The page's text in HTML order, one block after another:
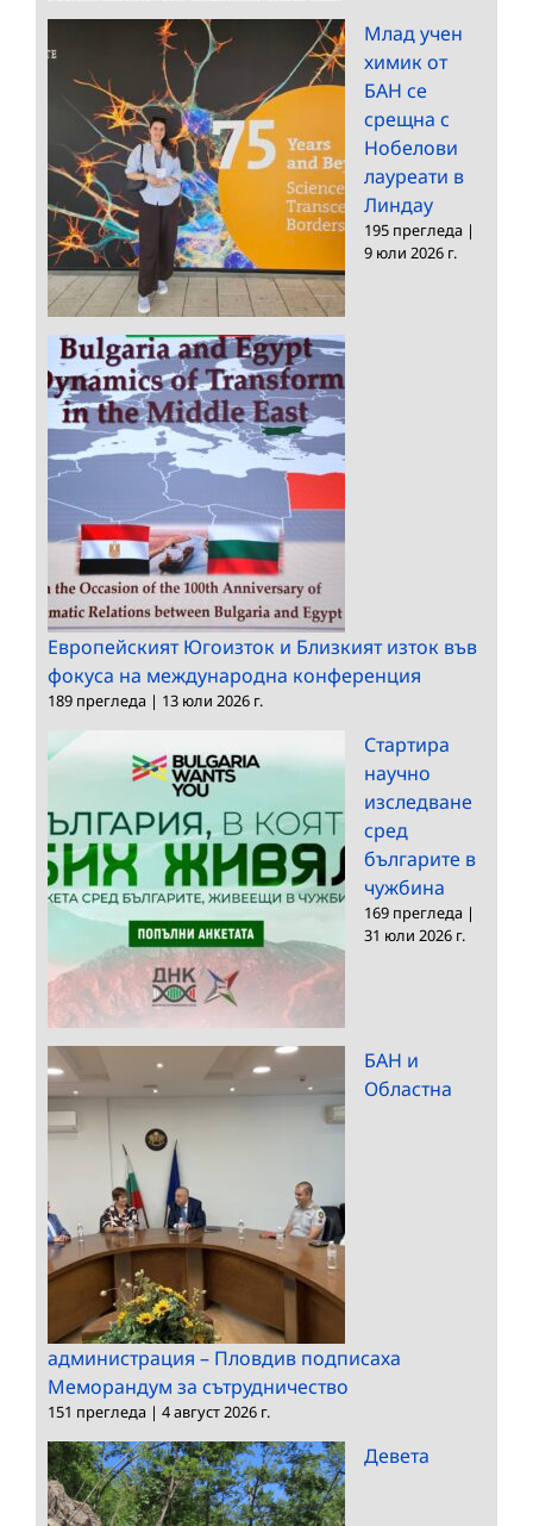
Млад учен
химик от
БАН се
срещна с
Нобелови
лауреати в
Линдау
195 прегледа |
9 юли 2026 г.
Европейският Югоизток и Близкият изток във
фокуса на международна конференция
189 прегледа | 13 юли 2026 г.
Стартира
научно
изследване
сред
българите в
чужбина
169 прегледа |
31 юли 2026 г.
БАН и
Областна
администрация – Пловдив подписаха
Меморандум за сътрудничество
151 прегледа | 4 август 2026 г.
Девета